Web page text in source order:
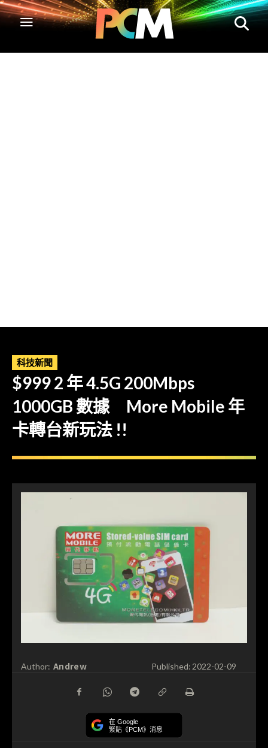
科技新聞
$999 2 年 4.5G 200Mbps
1000GB 數據 More Mobile 年
卡轉台新玩法 !!
Author: Andrew Published:2022-02-09
在 Google
緊貼《PCM》消息